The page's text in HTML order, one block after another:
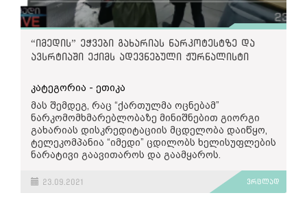
“იმედის” ეჭვები გახარიას ნარკოტესტზე და
ავსრტიაში ექიმს ადევნებული ჟურნალისტი
კატეგორია - ეთიკა
მას შემდეგ, რაც “ქართულმა ოცნებამ”
ნარკომომხმარებლობაზე მინიშნებით გიორგი
გახარიას დისკრედიტაციის მცდელობა დაიწყო,
ტელეკომპანია “იმედი” ცდილობს ხელისუფლების
ნარატივი გაავითაროს და გაამყაროს.
ნამდვილად ჩაიტარა თუ არა გახარიამ
- ამის დასადგენად ტელეკომპანია
23.09.2021 ვრცლად